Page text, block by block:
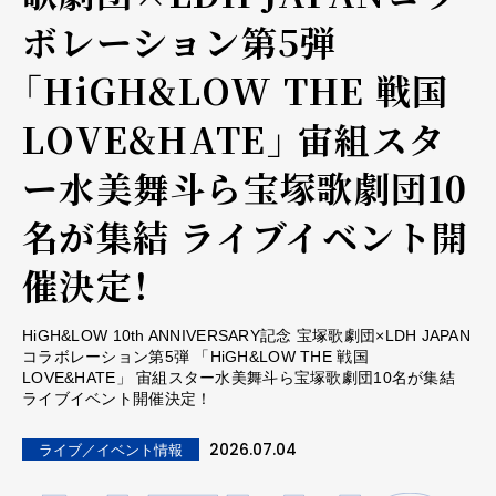
ボレーション第5弾
「HiGH&LOW THE 戦国
LOVE&HATE」 宙組スタ
ー水美舞斗ら宝塚歌劇団10
名が集結 ライブイベント開
催決定！
HiGH&LOW 10th ANNIVERSARY記念 宝塚歌劇団×LDH JAPAN
コラボレーション第5弾 「HiGH&LOW THE 戦国
LOVE&HATE」 宙組スター水美舞斗ら宝塚歌劇団10名が集結
ライブイベント開催決定！
ライブ／イベント情報 2026.07.04